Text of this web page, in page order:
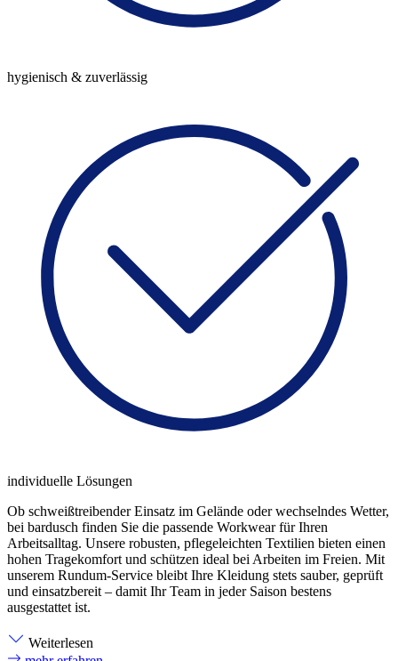
hygienisch & zuverlässig
individuelle Lösungen
Ob schweißtreibender Einsatz im Gelände oder wechselndes Wetter,
bei bardusch finden Sie die passende Workwear für Ihren
Arbeitsalltag. Unsere robusten, pflegeleichten Textilien bieten einen
hohen Tragekomfort und schützen ideal bei Arbeiten im Freien. Mit
unserem Rundum-Service bleibt Ihre Kleidung stets sauber, geprüft
und einsatzbereit – damit Ihr Team in jeder Saison bestens
ausgestattet ist.
Weiterlesen